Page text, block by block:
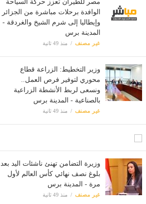
مصر للطيران تعزز حركة السياحة
الوافدة برحلات مباشرة من الجزائر
وإيطاليا إلى شرم الشيخ والغردقة -
المدينة برس
غير مصنف منذ 49 ثانية
وزير التخطيط: الزراعة قطاع
محوري لتوفير فرص العمل..
ونسعى لربط الأنشطة الزراعية
بالصناعية - المدينة برس
غير مصنف منذ 49 ثانية
وزيرة التضامن تهنئ ناشئات اليد بعد
بلوغ نصف نهائي كأس العالم لأول
مرة - المدينة برس
غير مصنف منذ 49 ثانية